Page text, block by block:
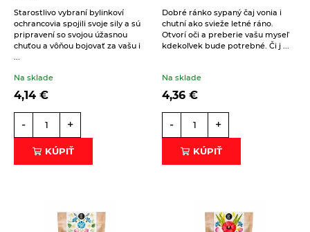
Starostlivo vybraní bylinkoví
ochrancovia spojili svoje sily a sú
pripravení so svojou úžasnou
chuťou a vôňou bojovať za vašu i
...
Na sklade
4,14 €
- +
KÚPIŤ
Dobré ránko sypaný čaj vonia i
chutní ako svieže letné ráno.
Otvorí oči a preberie vašu myseľ
kdekoľvek bude potrebné. Či j ...
Na sklade
4,36 €
- +
KÚPIŤ